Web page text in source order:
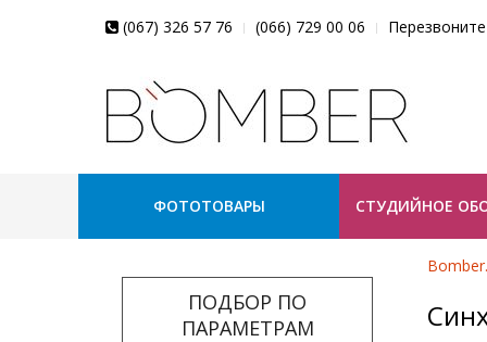
(067) 326 57 76 (066) 729 00 06
ФОТОТОВАРЫ СТУДИЙНОЕ
ПОДБОР ПО
ПАРАМЕТРАМ